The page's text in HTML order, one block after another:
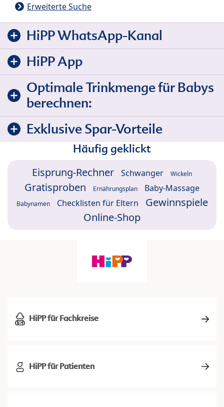
Erweiterte Suche
HiPP WhatsApp-Kanal
HiPP App
Optimale Trinkmenge für Babys
berechnen:
Exklusive Spar-Vorteile
Häufig geklickt
Eisprung-Rechner Schwanger Wickeln
Gratisproben Ernährungsplan Baby-Massage
Babynamen Checklisten für Eltern
Gewinnspiele
Online-Shop
HiPP für Fachkreise
HiPP für Patienten